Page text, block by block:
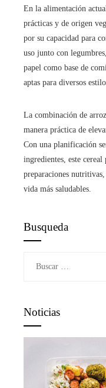
En la alimentación
prácticas y de origen
por su capacidad para
uso junto con
papel como base de
aptas para diversos
La combinación de
manera práctica de
Con una planificación
ingredientes, este cereal
preparaciones
vida más saludables.
Busqueda
Noticias